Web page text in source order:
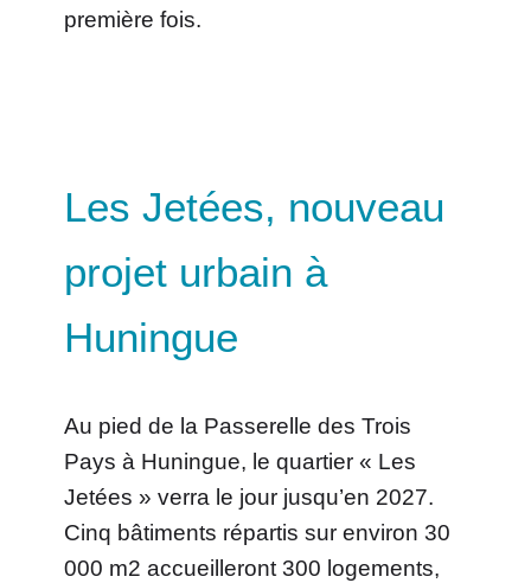
première fois.
Les Jetées, nouveau
projet urbain à
Huningue
Au pied de la Passerelle des Trois
Pays à Huningue, le quartier « Les
Jetées » verra le jour jusqu’en 2027.
Cinq bâtiments répartis sur environ 30
000 m2 accueilleront 300 logements,